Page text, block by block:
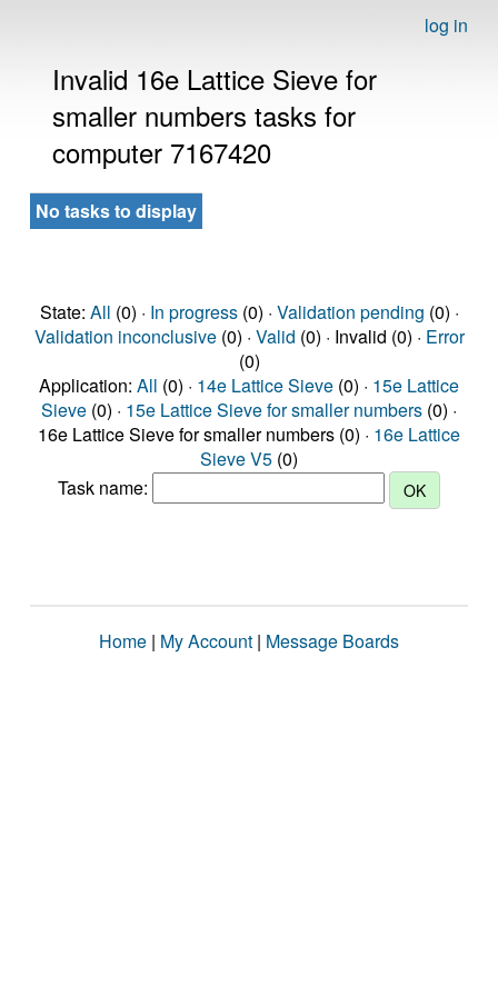
log in
Invalid 16e Lattice Sieve for
smaller numbers tasks for
computer 7167420
No tasks to display
State: All (0) · In progress(0) · Validation pending (0) ·
Validation inconclusive(0) · Valid (0) · Invalid (0) · Error
(0)
Application: All (0) · 14e Lattice Sieve (0) · 15e Lattice
Sieve (0) · 15e Lattice Sieve for smaller numbers (0) ·
16e Lattice Sieve for smaller numbers (0) · 16e Lattice
Sieve V5 (0)
Task name:
Home | My Account | Message Boards